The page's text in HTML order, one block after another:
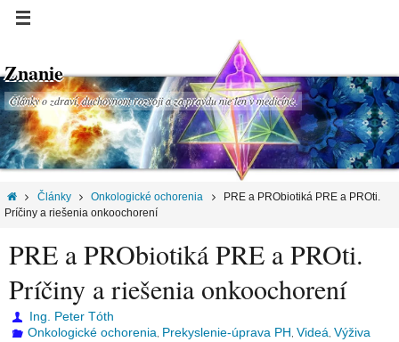
Znanie
Články o zdraví, duchovnom rozvoji a za pravdu nie len v medicíne.
Články Onkologické ochorenia
PRE a PRObiotiká PRE a PROti.
Príčiny a riešenia onkoochorení
PRE a PRObiotiká PRE a PROti.
Príčiny a riešenia onkoochorení
Ing. Peter Tóth
Onkologické ochorenia Prekyslenie-úprava PH Videá Výživa